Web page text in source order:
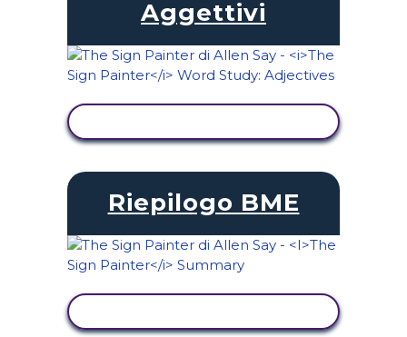
Aggettivi
Riepilogo BME